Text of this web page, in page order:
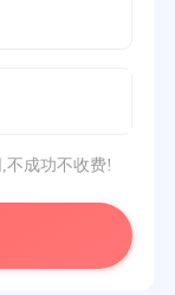
不成功不收费!